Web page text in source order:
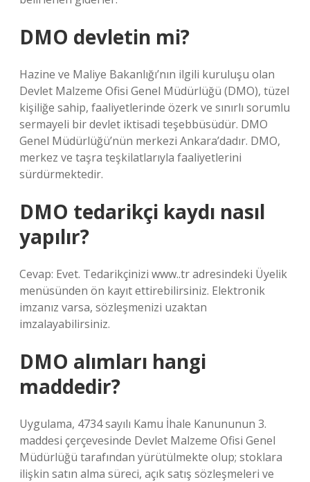
DMO devletin mi?
Hazine ve Maliye Bakanlığı’nın ilgili kuruluşu olan
Devlet Malzeme Ofisi Genel Müdürlüğü (DMO), tüzel
kişiliğe sahip, faaliyetlerinde özerk ve sınırlı sorumlu
sermayeli bir devlet iktisadi teşebbüsüdür. DMO
Genel Müdürlüğü’nün merkezi Ankara’dadır. DMO,
merkez ve taşra teşkilatlarıyla faaliyetlerini
sürdürmektedir.
DMO tedarikçi kaydı nasıl
yapılır?
Cevap: Evet. Tedarikçinizi www..tr adresindeki Üyelik
menüsünden ön kayıt ettirebilirsiniz. Elektronik
imzanız varsa, sözleşmenizi uzaktan
imzalayabilirsiniz.
DMO alımları hangi
maddedir?
Uygulama, 4734 sayılı Kamu İhale Kanununun 3.
maddesi çerçevesinde Devlet Malzeme Ofisi Genel
Müdürlüğü tarafından yürütülmekte olup; stoklara
ilişkin satın alma süreci, açık satış sözleşmeleri ve